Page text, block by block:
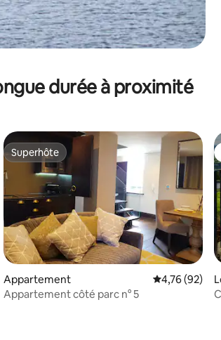
durée à proximité
sur 5
Superhôte
Superhôte
Appartement Évaluation
4,76 (92)
Appartement côté parc n° 5